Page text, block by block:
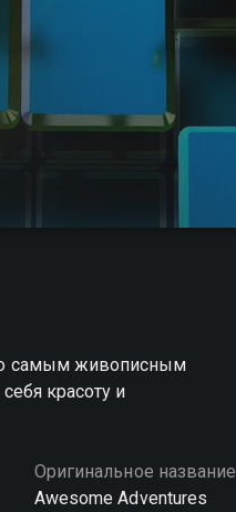
самым живописным
красоту и
Оригинальное название
Awesome Adventures